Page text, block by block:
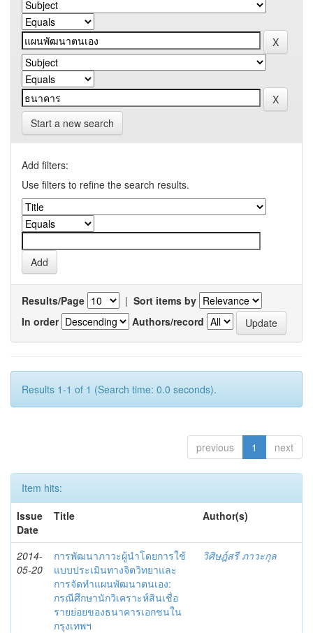
Start a new search
Add filters:
Use filters to refine the search results.
Results/Page | Sort items by
In order
Authors/record
Results 1-1 of 1 (Search time: 0.0 seconds).
previous 1 next
Item hits:
Issue
Date
Title Author(s)
2014-
05-20
การพัฒนาภาวะผู้นำโดยการใช้
แบบประเมินทางจิตวิทยาและ
การจัดทำแผนพัฒนาตนเอง:
กรณีศึกษานักวิเคราะห์สินเชื่อ
รายย่อยของธนาคารเอกชนใน
กรุงเทพฯ
วิศิษฎ์สรี ภาวะกุล